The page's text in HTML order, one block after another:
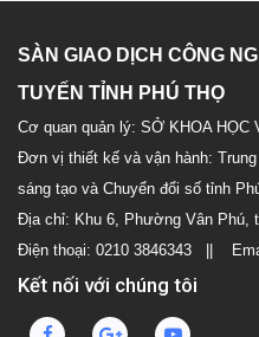
SÀN GIAO DỊCH CÔNG
TUYẾN TỈNH PHÚ THỌ
Cơ quan quản lý: SỞ KHOA HỌC
Đơn vị thiết kế và vận hành:
sáng tạo và Chuyển đổi số tỉnh
Địa chỉ: Khu 6, Phường Vân Phú,
Điện thoại: 0210 3846343 ||
Kết nối với chúng tôi